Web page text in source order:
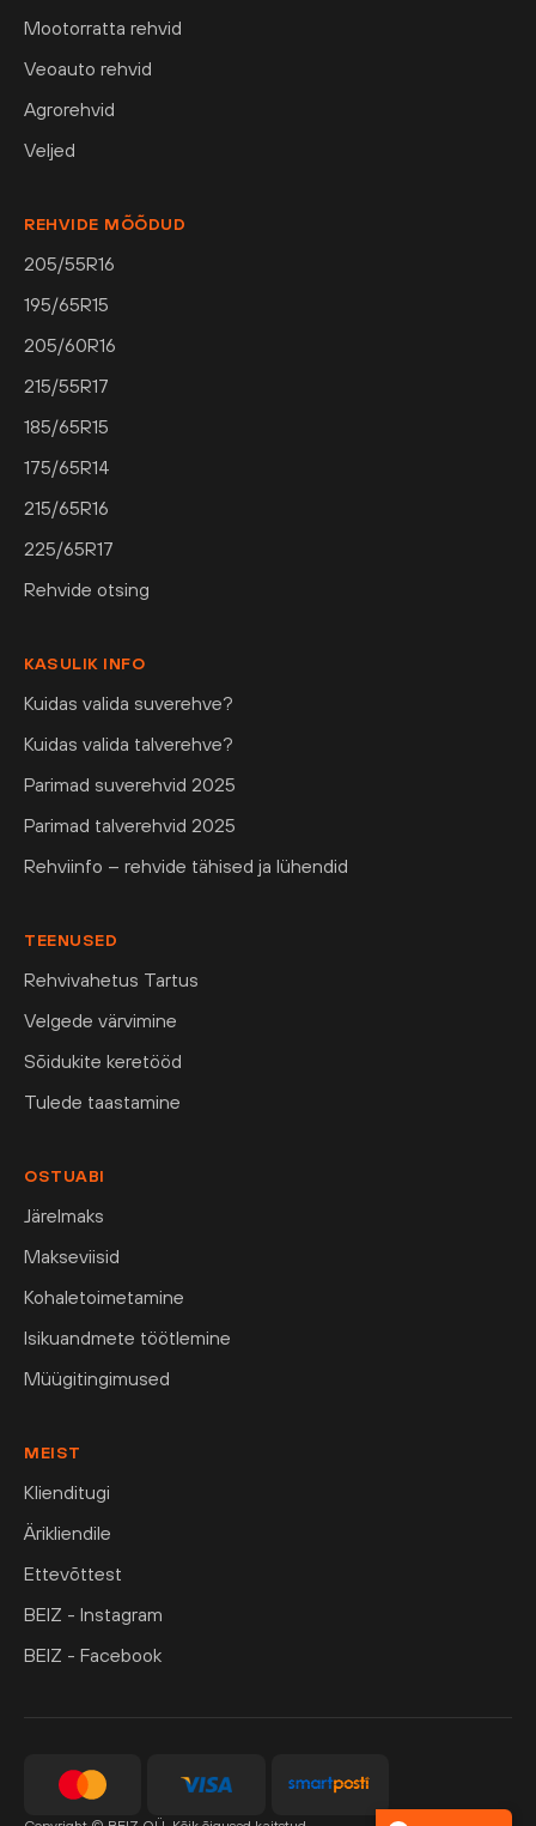
Mootorratta rehvid
Veoauto rehvid
Agrorehvid
Veljed
REHVIDE MÕÕDUD
205/55R16
195/65R15
205/60R16
215/55R17
185/65R15
175/65R14
215/65R16
225/65R17
Rehvide otsing
KASULIK INFO
Kuidas valida suverehve?
Kuidas valida talverehve?
Parimad suverehvid 2025
Parimad talverehvid 2025
Rehviinfo – rehvide tähised ja lühendid
TEENUSED
Rehvivahetus Tartus
Velgede värvimine
Sõidukite keretööd
Tulede taastamine
OSTUABI
Järelmaks
Makseviisid
Kohaletoimetamine
Isikuandmete töötlemine
Müügitingimused
MEIST
Klienditugi
Ärikliendile
Ettevõttest
BEIZ - Instagram
BEIZ - Facebook